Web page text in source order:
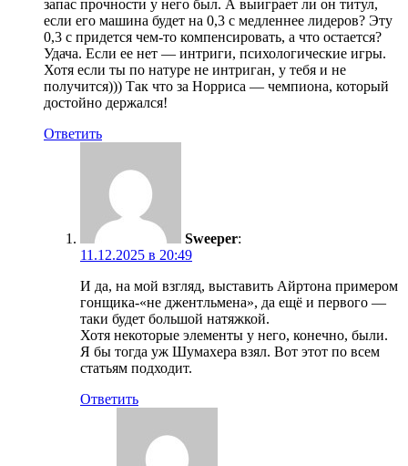
запас прочности у него был. А выиграет ли он титул,
если его машина будет на 0,3 с медленнее лидеров? Эту
0,3 с придется чем-то компенсировать, а что остается?
Удача. Если ее нет — интриги, психологические игры.
Хотя если ты по натуре не интриган, у тебя и не
получится))) Так что за Норриса — чемпиона, который
достойно держался!
Ответить
Sweeper:
11.12.2025 в 20:49
И да, на мой взгляд, выставить Айртона примером
гонщика-«не джентльмена», да ещё и первого —
таки будет большой натяжкой.
Хотя некоторые элементы у него, конечно, были.
Я бы тогда уж Шумахера взял. Вот этот по всем
статьям подходит.
Ответить